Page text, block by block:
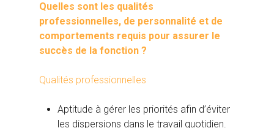
Quelles sont les qualités
professionnelles, de personnalité et de
comportements requis pour assurer le
succès de la fonction ?
Qualités professionnelles
Aptitude à gérer les priorités afin d’éviter
les dispersions dans le travail quotidien.